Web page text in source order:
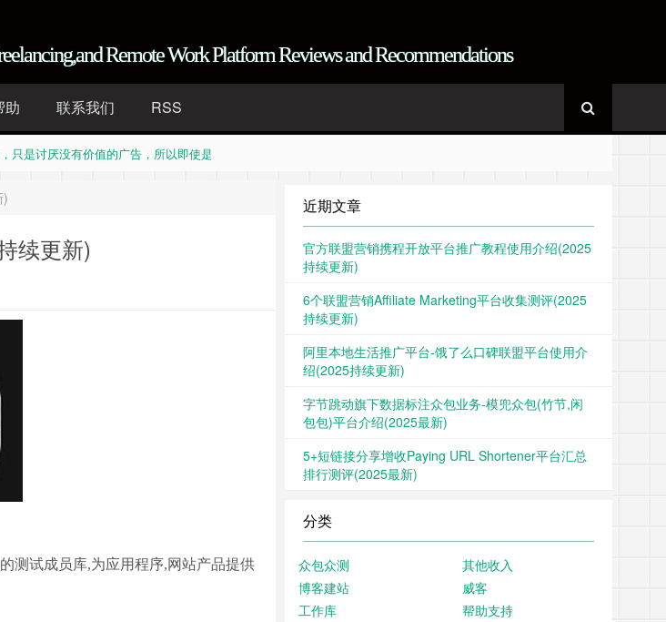
Remote Work Platform Reviews and Recommendations
助 联系我们 RSS
厌没有价值的广告，所以即使是写广告文章，一定要给读者带来价值 其实大家不讨厌广告，只是讨厌没有价
is also news, Half-truth is also truth Fake-news is also news, Half-truth is also truth
)
续更新)
测试成员库,为应用程序,网站产品提供
近期文章
官方联盟营销携程开放平台推广教程使用介绍(2025
持续更新)
6个联盟营销Affiliate Marketing平台收集测评(2025
持续更新)
阿里本地生活推广平台-饿了么口碑联盟平台使用介
绍(2025持续更新)
字节跳动旗下数据标注众包业务-模兜众包(竹节,闲
包包)平台介绍(2025最新)
5+短链接分享增收Paying URL Shortener平台汇总
排行测评(2025最新)
分类
众包众测
其他收入
博客建站
威客
工作库
帮助支持